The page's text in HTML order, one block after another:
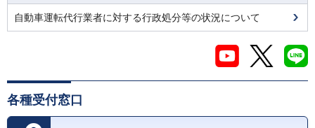
自動車運転代行業者に対する行政処分等の状況について
各種受付窓口